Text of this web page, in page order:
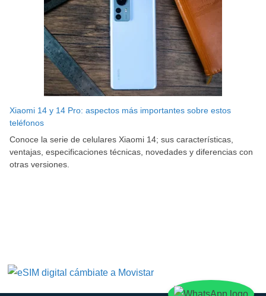
Xiaomi 14 y 14 Pro: aspectos más importantes sobre estos
teléfonos
Conoce la serie de celulares Xiaomi 14; sus características,
ventajas, especificaciones técnicas, novedades y diferencias con
otras versiones.